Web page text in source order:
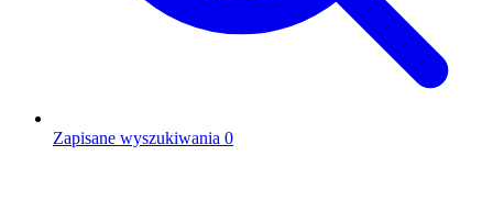
Zapisane wyszukiwania 0